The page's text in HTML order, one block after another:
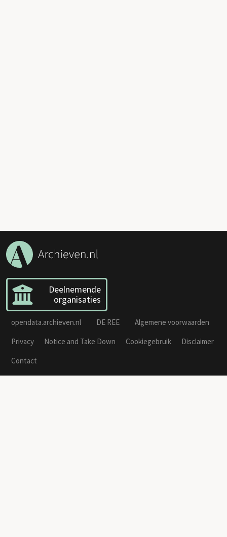
Deelnemende
organisaties
opendata.archieven.nl DE REE
Algemene voorwaarden
Privacy
Notice and Take Down Cookiegebruik
Disclaimer
Contact